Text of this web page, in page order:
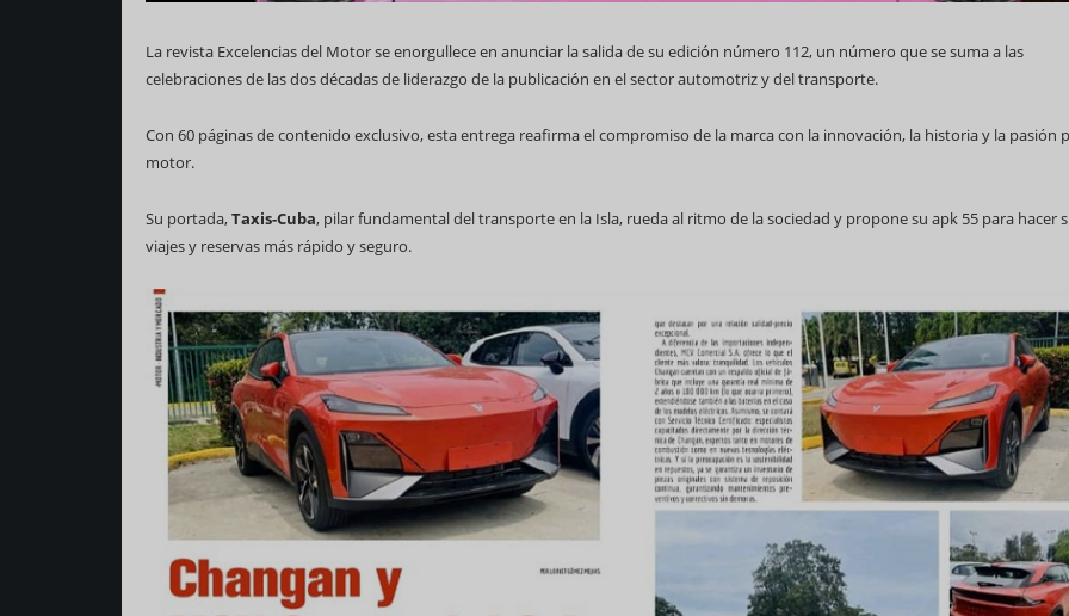
La revista Excelencias del Motor se enorgullece en anunciar la salida de su edición número 112, un número que se suma a las
celebraciones de las dos décadas de liderazgo de la publicación en el sector automotriz y del transporte.
Con 60 páginas de contenido exclusivo, esta entrega reafirma el compromiso de la marca con la innovación, la historia y la pasión
motor.
Su portada,Taxis-Cuba, pilar fundamental del transporte en la Isla, rueda al ritmo de la sociedad y propone su apk 55 para hacer
viajes y reservas más rápido y seguro.
69 Campeonato Mundial WCC
Feria Internacional de La Habana
Alianza de Clubes en